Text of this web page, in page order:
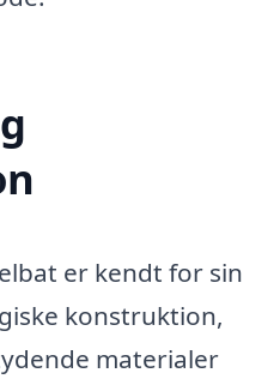
er kendt for sin
konstruktion,
materialer